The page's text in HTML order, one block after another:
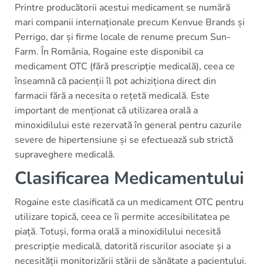
Printre producătorii acestui medicament se numără
mari companii internaționale precum Kenvue Brands și
Perrigo, dar și firme locale de renume precum Sun-
Farm. În România, Rogaine este disponibil ca
medicament OTC (fără prescripție medicală), ceea ce
înseamnă că pacienții îl pot achiziționa direct din
farmacii fără a necesita o rețetă medicală. Este
important de menționat că utilizarea orală a
minoxidilului este rezervată în general pentru cazurile
severe de hipertensiune și se efectuează sub strictă
supraveghere medicală.
Clasificarea Medicamentului
Rogaine este clasificată ca un medicament OTC pentru
utilizare topică, ceea ce îi permite accesibilitatea pe
piață. Totuși, forma orală a minoxidilului necesită
prescripție medicală, datorită riscurilor asociate și a
necesității monitorizării stării de sănătate a pacientului.